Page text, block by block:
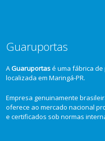
Guaruportas
AGuaruportasé uma fábrica
localizada em Maringá-PR.
Empresa genuinamente
oferece ao mercado nacional
e certificados sob normas